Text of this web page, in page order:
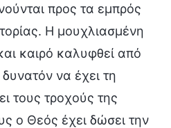
προς τα εμπρός
Η μουχλιασμένη
καιρό καλυφθεί από
να έχει τη
τους τροχούς της
ο Θεός έχει δώσει την